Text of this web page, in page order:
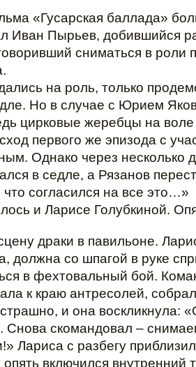
«Гусарская баллада»
Иван Пырьев, добившийся
сниматься в роли
на роль, только
Но в случае с Юрием
цирковые жеребцы на воле
первого же эпизода с
Однако через несколько
в седле, а Рязанов
что согласился на все это…»
и Ларисе Голубкиной.
драки в павильоне.
должна со шпагой в руке
в фехтовальный бой.
к краю антресолей,
страшно, и она воскликнула:
Снова скомандовал –
Лариса с разбегу
включился внутренний